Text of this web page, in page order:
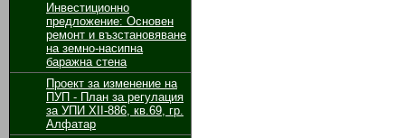
Инвестиционно
предложение: Основен
ремонт и възстановяване
на земно-насипна
баражна стена
Проект за изменение на
ПУП - План за регулация
за УПИ ХІІ-886, кв.69, гр.
Алфатар